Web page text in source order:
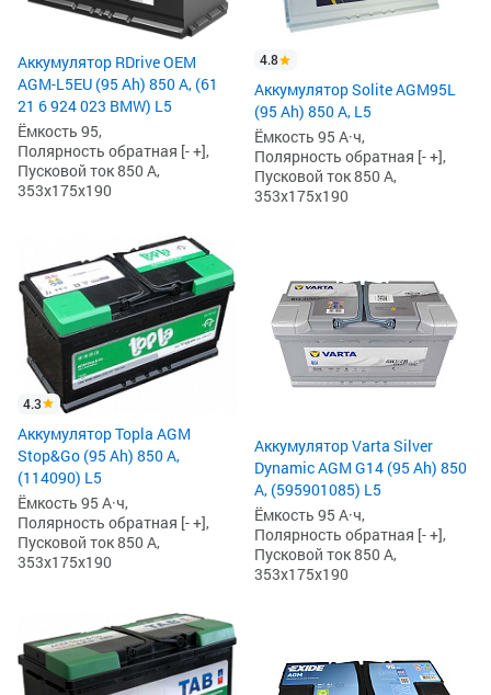
Аккумулятор RDrive OEM
AGM-L5EU (95 Ah) 850 А, (61
21 6 924 023 BMW) L5
Ёмкость 95,
Полярность обратная [- +],
Пусковой ток 850 А,
353x175x190
4.8
Аккумулятор Solite AGM95L
(95 Ah) 850 А, L5
Ёмкость 95 А·ч,
Полярность обратная [- +],
Пусковой ток 850 А,
353x175x190
4.3
Аккумулятор Topla AGM
Stop&Go (95 Ah) 850 А,
(114090) L5
Ёмкость 95 А·ч,
Полярность обратная [- +],
Пусковой ток 850 А,
353x175x190
Аккумулятор Varta Silver
Dynamic AGM G14 (95 Ah) 850
А, (595901085) L5
Ёмкость 95 А·ч,
Полярность обратная [- +],
Пусковой ток 850 А,
353x175x190